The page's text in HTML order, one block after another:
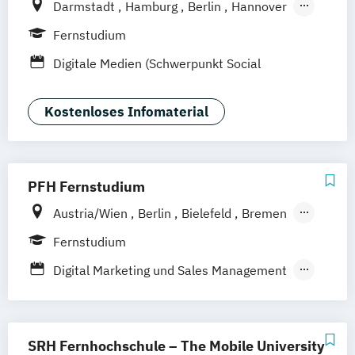
Darmstadt Hamburg Berlin
Hannover
Bonn
Nürnberg
Zürich Rostock Dortmund
Fernstudium
Digitale Medien (Schwerpunkt Social
Kostenloses Infomaterial
PFH Fernstudium
Austria/Wien Berlin Bielefeld
Bremen
Dortmund
Hamburg Hannover
Kaiserslautern/Kusel Kiel Leipzig
Ludwigshafen/Diez München Nürnberg
Online-Fernstudium
Regensburg Stade
Fernstudium
Digital Marketing und Sales Management
SRH Fernhochschule – The Mobile University